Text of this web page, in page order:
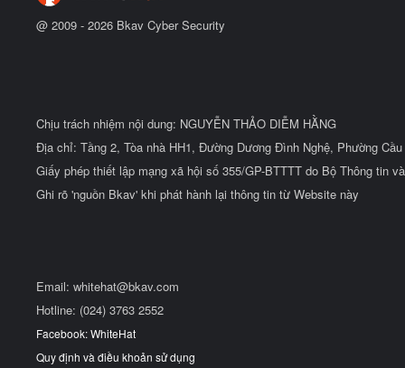
@ 2009 - 2026 Bkav Cyber Security
Chịu trách nhiệm nội dung: NGUYỄN THẢO DIỄM HẰNG
Địa chỉ: Tầng 2, Tòa nhà HH1, Đường Dương Đình Nghệ, Phường
Giấy phép thiết lập mạng xã hội số 355/GP-BTTTT do Bộ Thông tin
Ghi rõ 'nguồn Bkav' khi phát hành lại thông tin từ Website này
Email: whitehat@bkav.com
Hotline: (024) 3763 2552
Facebook: WhiteHat
Quy định và điều khoản sử dụng